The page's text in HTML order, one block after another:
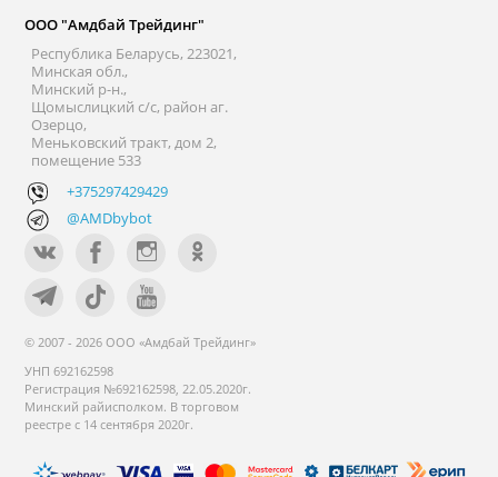
ООО "Амдбай Трейдинг"
Республика Беларусь, 223021,
Минская обл.,
Минский р-н.,
Щомыслицкий с/с, район аг.
Озерцо,
Меньковский тракт, дом 2,
помещение 533
+375297429429
@AMDbybot
© 2007 - 2026 ООО «Амдбай Трейдинг»
УНП 692162598
Регистрация №692162598, 22.05.2020г.
Минский райисполком. В торговом
реестре с 14 сентября 2020г.